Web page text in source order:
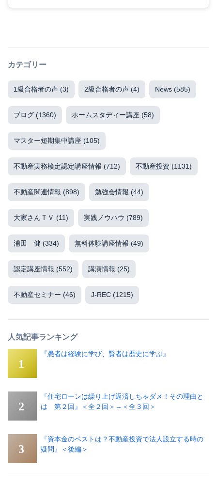
カテゴリー
1級合格者の声 (3) 2級合格者の声 (4) News (585)
ブログ (1360) ホームスタディー講座 (58)
マスター短期集中講座 (105)
不動産実務検定認定講座情報 (712) 不動産投資 (1131)
不動産関連情報 (898) 勉強会情報 (44)
大家さんＴＶ (11) 実践ノウハウ (789)
浦田 健 (334) 無料体験講座情報 (49)
認定講座情報 (552) 講演情報 (25)
不動産セミナー (46) J-REC (1215)
人気記事ランキング
『愚者は経験に学び、賢者は歴史に学ぶ』
『住宅ローンは繰り上げ返済しちゃダメ！その理由と
は 第２回』＜全２回＞→＜全３回＞
『資本金のベストは？不動産投資で法人設立する時の
疑問』＜後編＞